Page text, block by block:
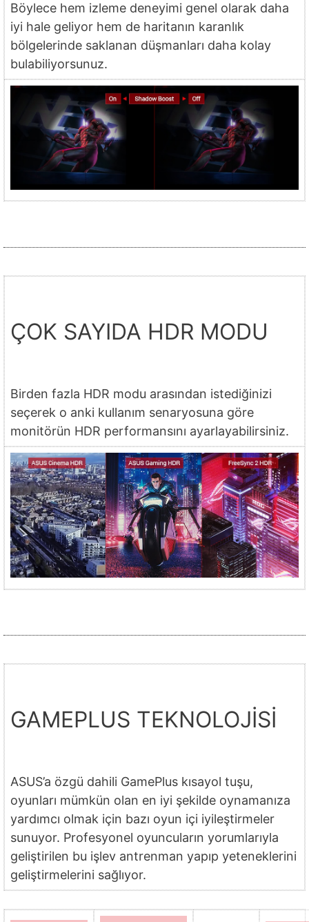
Böylece hem izleme deneyimi genel olarak daha
iyi hale geliyor hem de haritanın karanlık
bölgelerinde saklanan düşmanları daha kolay
bulabiliyorsunuz.
ÇOK SAYIDA HDR MODU
Birden fazla HDR modu arasından istediğinizi
seçerek o anki kullanım senaryosuna göre
monitörün HDR performansını ayarlayabilirsiniz.
GAMEPLUS TEKNOLOJİSİ
ASUS’a özgü dahili GamePlus kısayol tuşu,
oyunları mümkün olan en iyi şekilde oynamanıza
yardımcı olmak için bazı oyun içi iyileştirmeler
sunuyor. Profesyonel oyuncuların yorumlarıyla
geliştirilen bu işlev antrenman yapıp yeteneklerini
geliştirmelerini sağlıyor.